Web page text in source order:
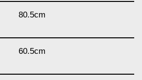
80.5cm
60.5cm